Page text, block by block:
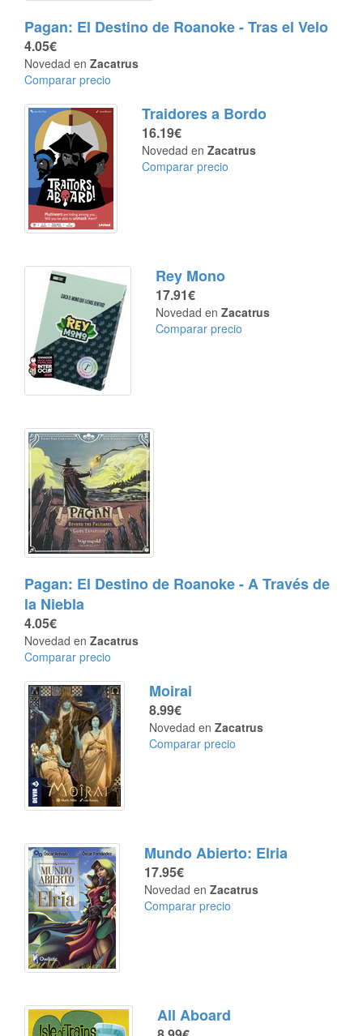
Pagan: El Destino de Roanoke - Tras el Velo
4.05€
Novedad en Zacatrus
Comparar precio
Traidores a Bordo
16.19€
Novedad en Zacatrus
Comparar precio
Rey Mono
17.91€
Novedad en Zacatrus
Comparar precio
Pagan: El Destino de Roanoke - A Través de
la Niebla
4.05€
Novedad en Zacatrus
Comparar precio
Moirai
8.99€
Novedad en Zacatrus
Comparar precio
Mundo Abierto: Elria
17.95€
Novedad en Zacatrus
Comparar precio
All Aboard